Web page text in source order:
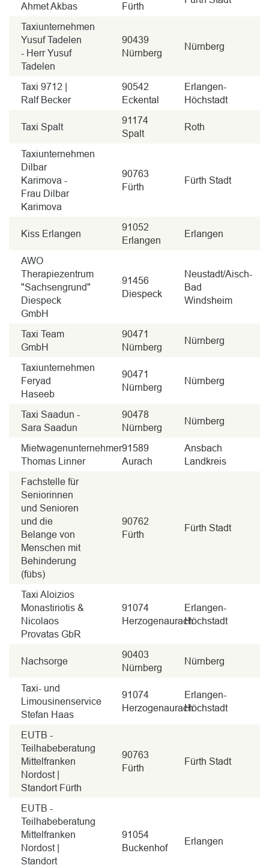
Ahmet Akbas Fürth
Taxiunternehmen
Yusuf Tadelen
- Herr Yusuf
Tadelen
90439
Nürnberg
Nürnberg
Taxi 9712 |
Ralf Becker
90542
Eckental
Erlangen-
Höchstadt
Taxi Spalt
91174
Spalt
Roth
Taxiunternehmen
Dilbar
Karimova -
Frau Dilbar
Karimova
90763
Fürth
Fürth Stadt
Kiss Erlangen
91052
Erlangen
Erlangen
AWO
Therapiezentrum
"Sachsengrund"
Diespeck
GmbH
91456
Diespeck
Neustadt/Aisch-
Bad
Windsheim
Taxi Team
GmbH
90471
Nürnberg
Nürnberg
Taxiunternehmen
Feryad
Haseeb
90471
Nürnberg
Nürnberg
Taxi Saadun -
Sara Saadun
90478
Nürnberg
Nürnberg
Mietwagenunternehmer
Thomas Linner
91589
Aurach
Ansbach
Landkreis
Fachstelle für
Seniorinnen
und Senioren
und die
Belange von
Menschen mit
Behinderung
(fübs)
90762
Fürth
Fürth Stadt
Taxi Aloizios
Monastiriotis &
Nicolaos
Provatas GbR
91074
Herzogenaurach
Erlangen-
Höchstadt
Nachsorge
90403
Nürnberg
Nürnberg
Taxi- und
Limousinenservice
Stefan Haas
91074
Herzogenaurach
Erlangen-
Höchstadt
EUTB -
Teilhabeberatung
Mittelfranken
Nordost |
Standort Fürth
90763
Fürth
Fürth Stadt
EUTB -
Teilhabeberatung
Mittelfranken
Nordost |
Standort
91054
Buckenhof
Erlangen